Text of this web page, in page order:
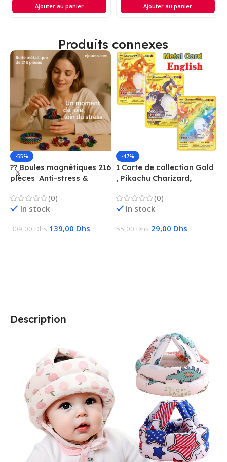
Ajouter au panier Ajouter au panier
Produits connexes
-55%
?? Boules magnétiques 216
pièces  Anti-stress &
(0)
In stock
309,00Dhs 139,00 Dhs
-47%
1 Carte de collection Gold
, Pikachu Charizard,
(0)
In stock
55,00Dhs 29,00 Dhs
Description